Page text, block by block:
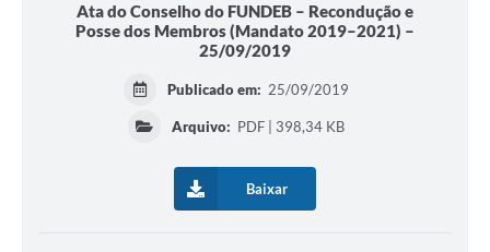
Ata do Conselho do FUNDEB – Recondução e
Posse dos Membros (Mandato 2019–2021) –
25/09/2019
Publicado em: 25/09/2019
Arquivo: PDF | 398,34 KB
Baixar